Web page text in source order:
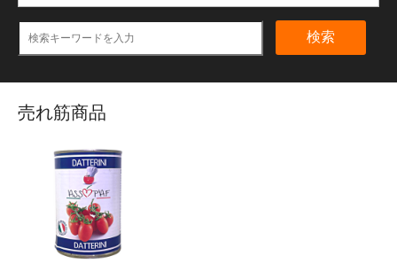
検索
売れ筋商品